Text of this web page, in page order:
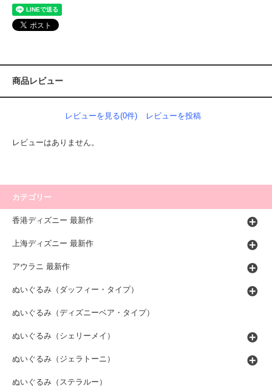
商品レビュー
レビューを見る(0件) レビューを投稿
レビューはありません。
カテゴリー
香港ディズニー 最新作
上海ディズニー 最新作
アウラニ 最新作
ぬいぐるみ（ダッフィー・タイプ）
ぬいぐるみ（ディズニーベア・タイプ）
ぬいぐるみ（シェリーメイ）
ぬいぐるみ（ジェラトーニ）
ぬいぐるみ（ステラルー）